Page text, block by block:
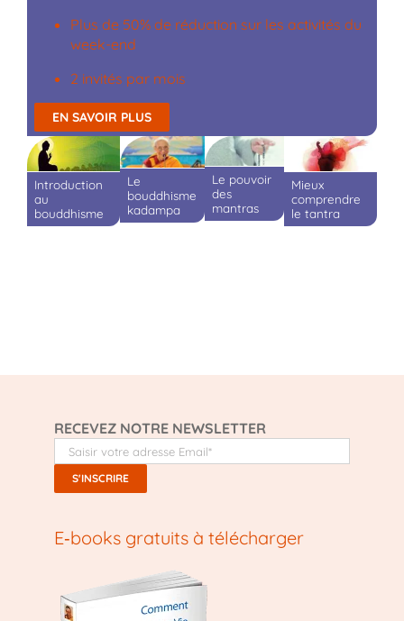
Plus de 50% de réduction sur les activités du
week-end
2 invités par mois
EN SAVOIR PLUS
Introduction
au
bouddhisme
Le
bouddhisme
kadampa
Le pouvoir
des
mantras
Mieux
comprendre
le tantra
RECEVEZ NOTRE NEWSLETTER
E‑books gratuits à télécharger